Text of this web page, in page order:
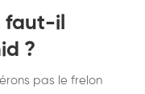
faut-il
?
pas le frelon